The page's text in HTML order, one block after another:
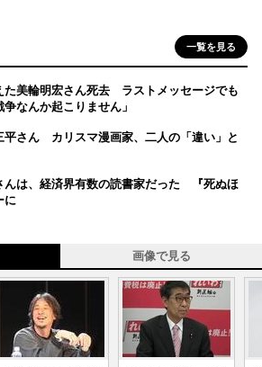
一覧を見る
た美輪明宏さん死去 ラストメッセージでも
なんか起こりません」
平さん カリスマ漫画家、二人の「違い」と
んは、経済界有数の読書家だった 『死ぬほ
に
画像で見る